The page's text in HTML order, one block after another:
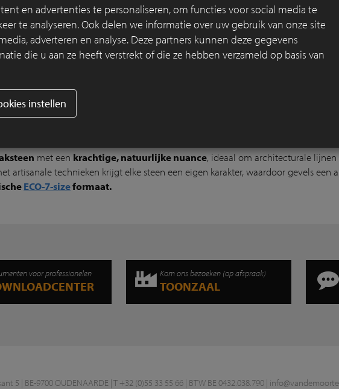
met een krachtige, natuurlijke nuance, ideaal om architecturale
artisanale technieken krijgt elke steen een eigen karakter, waardoor gevels een
ECO-7-sizeformaat.
voor professionelen Kom ons bezoeken (op afspraak)
TOONZAAL
5 | BE-9700 OUDENAARDE | T +32 (0)55 33 55 66 | BTW BE 0432.038.790 |
en advertenties te personaliseren, om functies voor social media te
te analyseren. Ook delen we informatie over uw gebruik van onze site
adverteren en analyse. Deze partners kunnen deze gegevens
die u aan ze heeft verstrekt of die ze hebben verzameld op basis van
instellen